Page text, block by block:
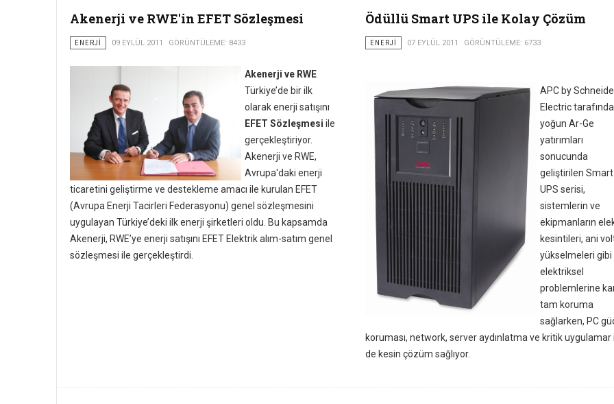
Akenerji ve RWE'in EFET Sözleşmesi
ENERJI 09 EYLÜL 2011 GÖRÜNTÜLEME: 8433
Akenerji ve RWE
Türkiye’de bir ilk
olarak enerji satışını
EFET Sözleşmesi ile
gerçekleştiriyor.
Akenerji ve RWE,
Avrupa'daki enerji
ticaretini geliştirme ve destekleme amacı ile kurulan EFET
(Avrupa Enerji Tacirleri Federasyonu) genel sözleşmesini
uygulayan Türkiye’deki ilk enerji şirketleri oldu. Bu kapsamda
Akenerji, RWE’ye enerji satışını EFET Elektrik alım-satım genel
sözleşmesi ile gerçekleştirdi.
Ödüllü Smart UPS ile Kolay Çözüm
ENERJI 07 EYLÜL 2011 GÖRÜNTÜLEME: 6733
APC by
Electric
yoğun Ar-Ge
yatırımları
sonucunda
geliştirilen
UPS serisi,
sistemlerin ve
ekipmanların
kesintileri, ani
yükselmeleri gibi
elektriksel
problemlerine
tam koruma
sağlarken, PC
koruması, network, server aydınlatma ve kritik uygulamar
de kesin çözüm sağlıyor.